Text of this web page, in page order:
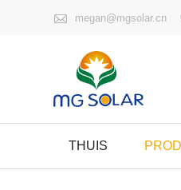
 megan@mgsolar.cn
THUIS